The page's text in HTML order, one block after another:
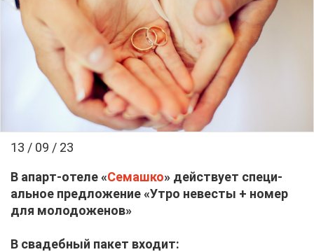
13 / 09 / 23
В апарт-оте­ле «Се­маш­ко» дей­ству­ет спе­ци­
аль­ное пред­ло­же­ние «Утро неве­сты + но­мер
для мо­ло­до­же­нов»
В сва­деб­ный па­кет вхо­дит: